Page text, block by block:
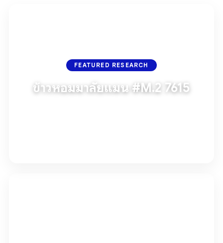
FEATURED RESEARCH
ข้าวหอมมาลัยแมน #M.2 7615